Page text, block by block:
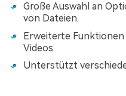
Große Auswahl an
von Dateien.
Erweiterte
Videos.
Unterstützt